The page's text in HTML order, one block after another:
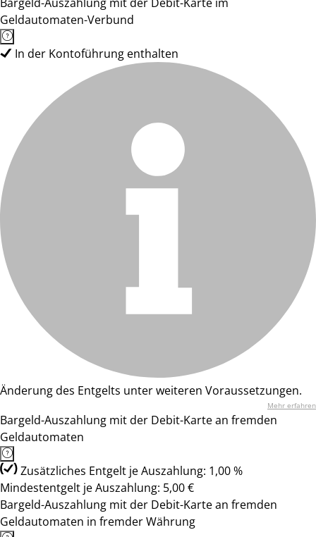
Geldautomaten-Verbund
In der Kontoführung enthalten
Änderung des Entgelts unter weiteren Voraussetzungen.
Mehr erfahren
Bargeld-Auszahlung mit der Debit-Karte an fremden
Geldautomaten
Zusätzliches Entgelt je Auszahlung: 1,00 %
Mindestentgelt je Auszahlung: 5,00 €
Bargeld-Auszahlung mit der Debit-Karte an fremden
Geldautomaten in fremder Währung